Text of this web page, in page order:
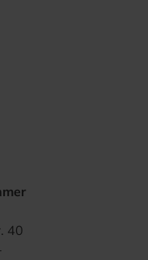
40